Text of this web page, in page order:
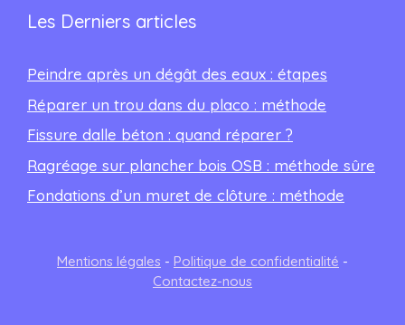
Les Derniers articles
Peindre après un dégât des eaux : étapes
Réparer un trou dans du placo : méthode
Fissure dalle béton : quand réparer ?
Ragréage sur plancher bois OSB : méthode sûre
Fondations d’un muret de clôture : méthode
Mentions légales - Politique de confidentialité -
Contactez-nous